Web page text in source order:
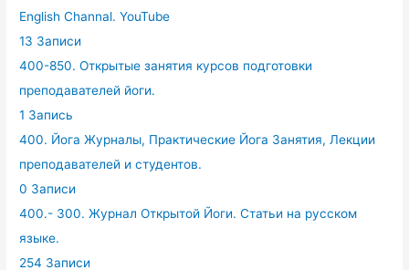
English Channal. YouTube
13 Записи
400-850. Открытые занятия курсов подготовки
преподавателей йоги.
1 Запись
400. Йога Журналы, Практические Йога Занятия, Лекции
преподавателей и студентов.
0 Записи
400.- 300. Журнал Открытой Йоги. Статьи на русском
языке.
254 Записи